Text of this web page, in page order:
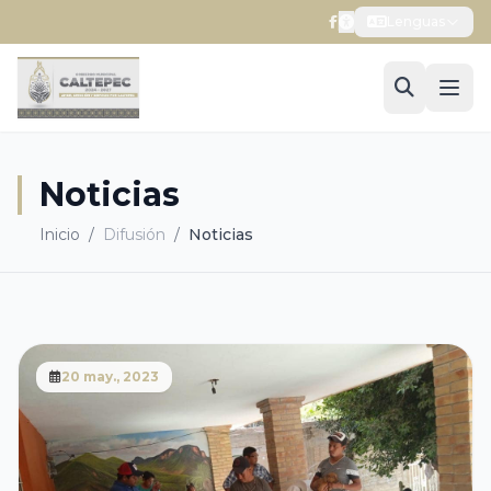
Noticias
Inicio / Difusión / Noticias
20 may., 2023